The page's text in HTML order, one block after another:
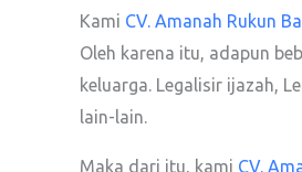
Kami CV. Amanah Rukun
Oleh karena itu, adapun
keluarga. Legalisir ijazah,
lain-lain.
Maka dari itu, kami CV.